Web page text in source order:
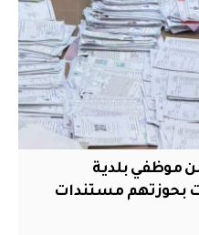
موظفي بلدية
بحوزتهم مستندات